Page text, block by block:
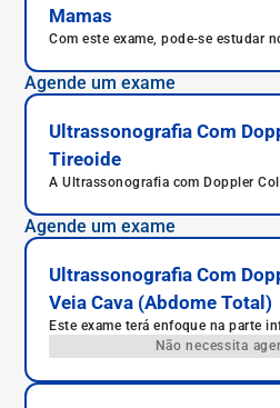
Mamas
Com este exame, pode-se estudar
Agende um exame
Ultrassonografia Com
Tireoide
A Ultrassonografia com Doppler
tamanho, a estrutura e o fluxo
É indicada para investigação de
Agende um exame
Ultrassonografia Com
Veia Cava (Abdome Total)
Este exame terá enfoque na parte
responsável pelo retorno de
inferior do corpo humano.
Não necessita